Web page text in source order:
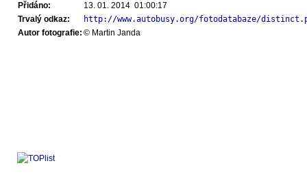
Přidáno:
13. 01. 2014 01:00:17
Trvalý odkaz:
http://www.autobusy.org/fotodatabaze/
Autor fotografie: © Martin Janda